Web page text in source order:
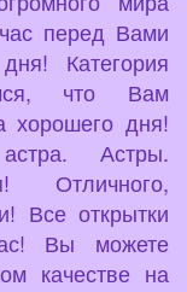
перед Вами
Категория
что Вам
хорошего дня!
Астры.
Отличного,
Все открытки
Вы можете
качестве на